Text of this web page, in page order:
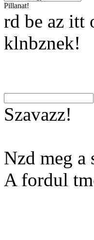
Pillanat!
rd be az itt
klnbznek!
Szavazz!
Nzd meg a
A fordul